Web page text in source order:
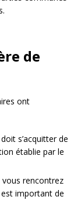
de
ont
s’acquitter de
établie par le
vous rencontrez
important de